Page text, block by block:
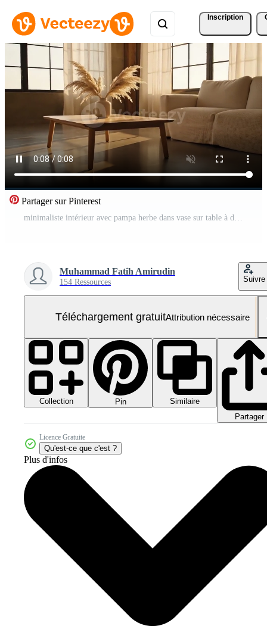
Inscription
Partager sur Pinterest
minimaliste intérieur avec pampa herbe dans vase sur table à d'or heure caméra zoome en dehors à révéler une confortable moderne vivant pièce avec chaud lumière du soleil par rideaux Vidéo Gratuite
Muhammad Fatih Amirudin
154 Ressources Suivre
Téléchargement gratuitAttribution nécessaire
Collection Pin
Similaire
Partager
Licence Gratuite
Qu'est-ce que c'est ?
Plus d'infos